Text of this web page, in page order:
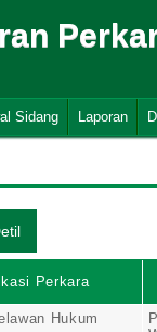
Sidang Laporan
Perkara
Hukum